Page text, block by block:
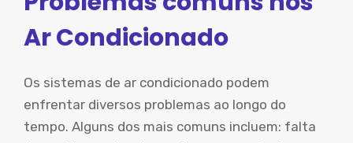
Ar Condicionado
Os sistemas de ar condicionado podem
enfrentar diversos problemas ao longo do
tempo. Alguns dos mais comuns incluem: falta